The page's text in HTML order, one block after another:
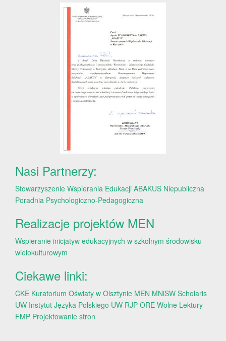
Nasi Partnerzy:
Stowarzyszenie Wspierania Edukacji ABAKUS Niepubliczna
Poradnia Psychologiczno-Pedagogiczna
Realizacje projektów MEN
Wspieranie inicjatyw edukacyjnych w szkolnym środowisku
wielokulturowym
Ciekawe linki:
CKE Kuratorium Oświaty w Olsztynie MEN MNiSW Scholaris
UW Instytut Języka Polskiego UW RJP ORE Wolne Lektury
FMP Projektowanie stron